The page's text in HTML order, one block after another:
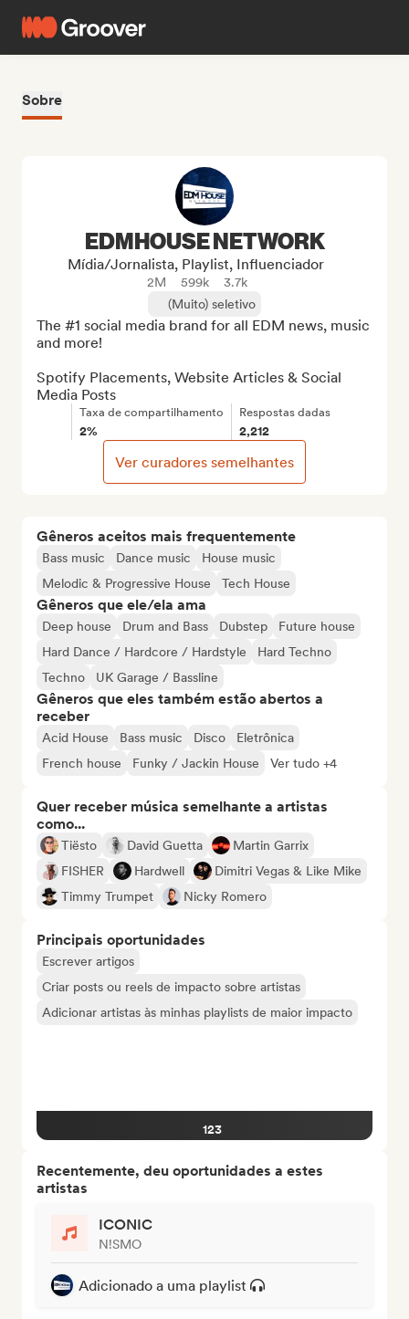
Sobre
Gêneros aceitos mais frequentemente
Bass music Dance music
House music
Melodic & Progressive House
Tech House
Gêneros que ele/ela ama
Deep house Drum and Bass Dubstep
Future house
Hard Dance / Hardcore / Hardstyle
Hard Techno
Techno
UK Garage / Bassline
Gêneros que eles também estão abertos a
receber
Acid House Bass music Disco
Eletrônica
French house
Funky / Jackin House Ver tudo +4
Quer receber música semelhante a artistas
como...
Tiësto David Guetta
Martin Garrix
FISHER
Hardwell
Dimitri Vegas & Like Mike
Timmy Trumpet
Nicky Romero
Principais oportunidades
Escrever artigos
Criar posts ou reels de impacto sobre artistas
Adicionar artistas às minhas playlists de maior impacto
123
Recentemente, deu oportunidades a estes
artistas
ICONIC
N!SMO
Adicionado a uma playlist
EDMHOUSE NETWORK
Mídia/Jornalista, Playlist, Influenciador
2M 599k
3.7k
(Muito) seletivo
The #1 social media brand for all EDM news, music
and more!
Spotify Placements, Website Articles & Social
Media Posts
Taxa de compartilhamento
2%
Respostas dadas
2,212
Ver curadores semelhantes